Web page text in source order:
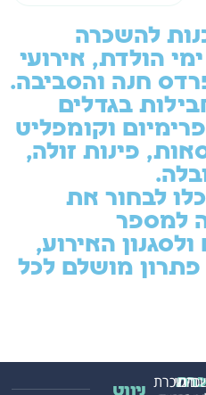
להשכרה
הולדת, אירועי
חנה והסביבה.
בגדלים
וקומפליט
פינות זולה,
לבחור את
למספר
האירוע,
מושלם לכל
בינוי
השכרת